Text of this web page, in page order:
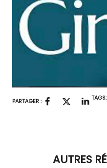
PARTAGER : TAGS:
AUTRES